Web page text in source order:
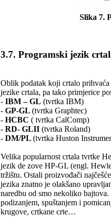
Slika
3.7. Programski jezik
Oblik podatak koji crtalo
jezike crtala, pa tako primjerice
- IBM – GL (tvrtka IBM)
- GP-GL (tvrtka Graphtec)
- HCBC ( tvrtka CalComp)
- RD- GLII (tvrtka Roland)
- DM/PL (tvrtka Huston
Velika popularnost crtala tvrtke
jezik de zove HP-GL (engl.
tržištu. Ostali proizvođači
jezika znatno je olakšano
naredbu od smo nekoliko
podizanjem, spuštanjem i
krugove, crtkane crte…